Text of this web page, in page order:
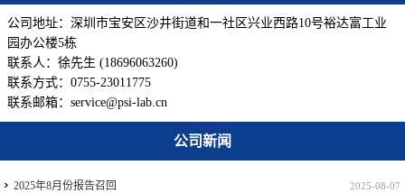
公司地址：深圳市宝安区沙井街道和一社区兴业西路10号裕达富工业
园办公楼5栋
联系人：徐先生 (18696063260)
联系方式：0755-23011775
联系邮箱：service@psi-lab.cn
公司新闻
2025-08-07
2025年8月份报告召回